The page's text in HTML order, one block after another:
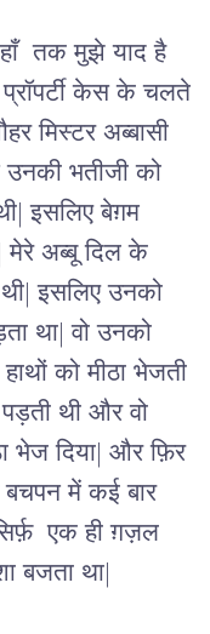
तक मुझे याद है
प्रॉपर्टी केस के चलते
मिस्टर अब्बासी
भतीजी को
इसलिए बेग़म
मेरे अब्बू दिल के
इसलिए उनको
था| वो उनको
को मीठा भेजती
थी और वो
भेज दिया| और फ़िर
में कई बार
एक ही ग़ज़ल
बजता था|